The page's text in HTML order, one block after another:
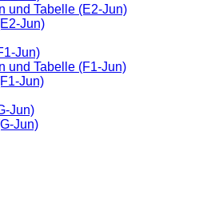
und Tabelle (E2-Jun)
Jun)
Jun)
und Tabelle (F1-Jun)
Jun)
Jun)
Jun)